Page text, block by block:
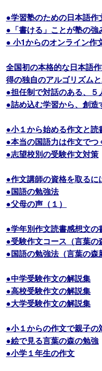
●学習塾のための日本語作
●「書ける」ことが塾の強
● 小1からのオンライン作
全国初の本格的な日本語
得の独自のアルゴリズム
●担任制で対話のある、
●詰め込む学習から、創
●小１から始める作文と読
●本当の国語力は作文でつ
●志望校別の受験作文対策
●作文講師の資格を取るに
●国語の勉強法
●父母の声（１）
●学年別作文読書感想文の
●受験作文コース（言葉の
●国語の勉強法（言葉の森
●中学受験作文の解説集
●高校受験作文の解説集
●大学受験作文の解説集
●小１からの作文で親子の
●絵で見る言葉の森の勉強
●小学１年生の作文